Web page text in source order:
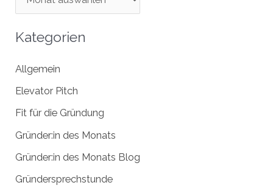
n
n
c
h
:
r
c
i
v
Kategorien
Allgemein
Elevator Pitch
Fit für die Gründung
Gründer:in des Monats
Gründer:in des Monats Blog
Gründersprechstunde